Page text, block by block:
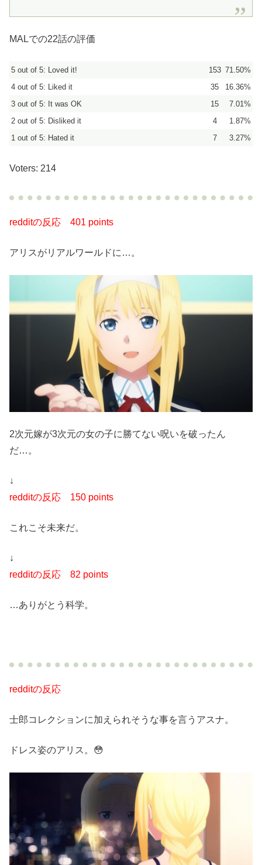
MALでの22話の評価
5 out of 5: Loved it! 153 71.50%
4 out of 5: Liked it
35
16.36%
3 out of 5: It was OK
15
7.01%
2 out of 5: Disliked it
4
1.87%
1 out of 5: Hated it
7 3.27%
Voters: 214
redditの反応 401 points
アリスがリアルワールドに…。
2次元嫁が3次元の女の子に勝てない呪いを破ったん
だ…。
↓
redditの反応 150 points
これこそ未来だ。
↓
redditの反応 82 points
…ありがとう科学。
redditの反応
士郎コレクションに加えられそうな事を言うアスナ。
ドレス姿のアリス。😳